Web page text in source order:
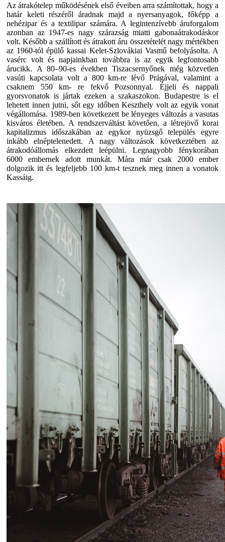
Az átrakótelep működésének első éveiben arra számítottak, hogy a
határ keleti részéről áradnak majd a nyersanyagok, főképp a
nehézipar és a textilipar számára. A legintenzívebb áruforgalom
azonban az 1947-es nagy szárazság miatti gabonaátrakodáskor
volt. Később a szállított és átrakott áru összetételét nagy mértékben
az 1960-tól épülő kassai Kelet-Szlovákiai Vasmű befolyásolta. A
vasérc volt és napjainkban továbbra is az egyik legfontosabb
árucikk. A 80–90-es években Tiszacsernyőnek még közvetlen
vasúti kapcsolata volt a 800 km-re lévő Prágával, valamint a
csaknem 550 km- re fekvő Pozsonnyal. Éjjeli és nappali
gyorsvonatok is jártak ezeken a szakaszokon. Budapestre is el
lehetett innen jutni, sőt egy időben Keszthely volt az egyik vonat
végállomása. 1989-ben következett be lényeges változás a vasutas
kisváros életében. A rendszerváltást követően, a létrejövő korai
kapitalizmus időszakában az egykor nyüzsgő település egyre
inkább elnéptelenedett. A nagy változások következtében az
átrakodóállomás elkezdett leépülni. Legnagyobb fénykorában
6000 embernek adott munkát. Mára már csak 2000 ember
dolgozik itt és legfeljebb 100 km-t tesznek meg innen a vonatok
Kassáig.